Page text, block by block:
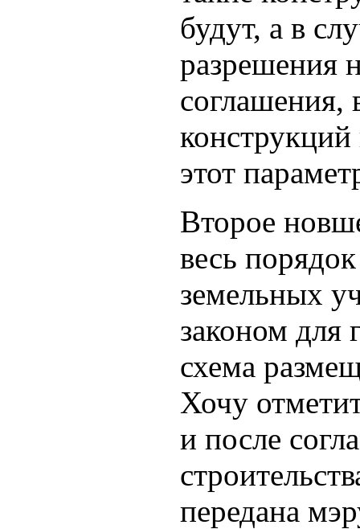
будут, а в
разрешения
соглашения,
этот
Второе
весь
земельных
законом для
схема
Хочу
и после
передана